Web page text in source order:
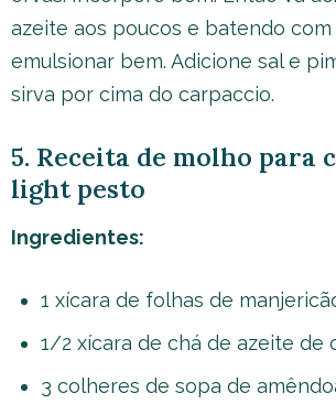
azeite aos poucos e batendo
emulsionar bem. Adicione sal e
sirva por cima do carpaccio.
5. Receita de molho para
light pesto
Ingredientes:
1 xícara de folhas de
1/2 xícara de chá de azeite de
3 colheres de sopa de